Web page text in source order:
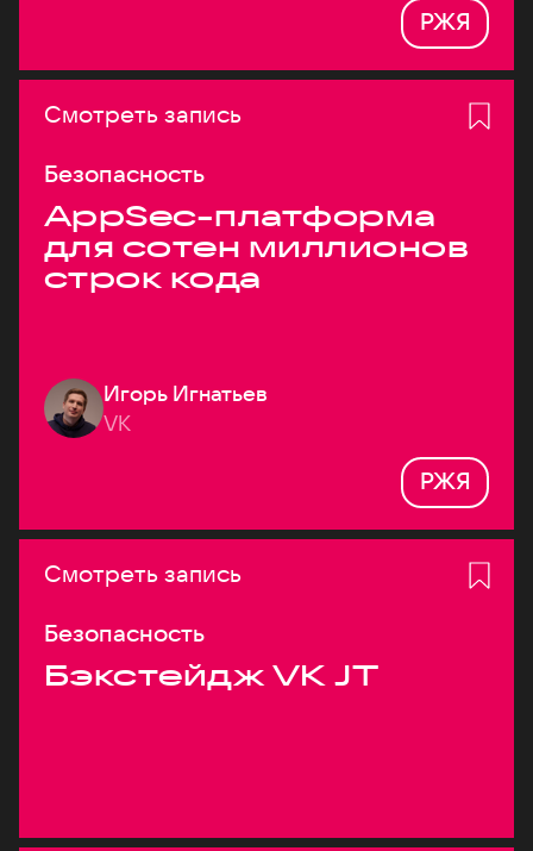
РЖЯ
Смотреть запись
Безопасность
AppSec-платформа
для сотен миллионов
строк кода
Игорь Игнатьев
VK
РЖЯ
Смотреть запись
Безопасность
Бэкстейдж VK JT